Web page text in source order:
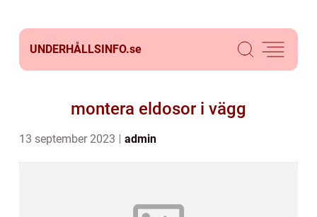
UNDERHÅLLSINFO.se
montera eldosor i vägg
13 september 2023 admin